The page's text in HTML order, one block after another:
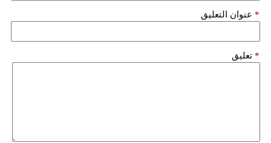
وتكنولوجيا
عنوان التعليق *
تعليق *